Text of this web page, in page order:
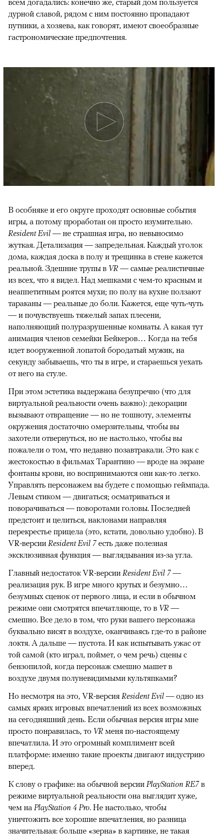
дурной славой, рядом с ним постоянно пропадают
путники, а хозяева, как говорят, имеют своеобразные
гастрономические предпочтения.
В особняке и его округе проходят основные события
игры, а потому проработан он просто изумительно.
Resident Evil — не страшная игра, но невыносимо
жуткая. Детализация — запредельная. Каждый уголок
дома, каждая доска в полу и трещинка в стене кажется
реальной. Здешние трупы в VR — самые реалистичные
из всех, что я видел. Над мешками с чем-то красным и
неаппетитным роятся мухи; по полу на кухне ползают
тараканы — реальные до боли. Кажется, еще чуть-чуть
— и почувствуешь тяжелый запах плесени,
наполняющий полуразрушенные комнаты. А какая тут
анимация членов семейки Бейкеров… Когда на тебя
идет вооруженной лопатой бородатый мужик, на
секунду забываешь, что ты в игре, и стараешься уехать
от него на стуле.
При этом эстетика выдержана безупречно (что для
виртуальной реальности очень важно): декорации
вызывают отвращение — но не тошноту, элементы
окружения достаточно омерзительны, чтобы вы
захотели отвернуться, но не настолько, чтобы вы
пожалели о том, что недавно позавтракали. Это как с
жестокостью в фильмах Тарантино — вроде на экране
фонтаны крови, но воспринимаются они как-то легко.
Управлять персонажем вы будете с помощью геймпада.
Левым стиком — двигаться; осматриваться и
поворачиваться — поворотами головы. Последней
предстоит и целиться, наклонами направляя
перекрестье прицела (это, кстати, довольно удобно). В
VR-версии Resident Evil 7есть даже полезная
эксклюзивная функция — выглядывания из-за угла.
Главный недостаток VR-версии Resident Evil 7—
реализация рук. В игре много крутых и безумно…
безумных сценок от первого лица, и если в обычном
режиме они смотрятся впечатляюще, то в VR —
смешно. Все дело в том, что руки вашего персонажа
буквально висят в воздухе, оканчиваясь где-то в районе
локтя. А дальше — пустота. И как испытывать ужас от
той самой (кто играл, поймет, о чем речь) сцены с
бензопилой, когда персонаж смешно машет в
воздухе двумя полуневидимыми культяпками?
Но несмотря на это, VR-версия Resident Evil — одно из
самых ярких игровых впечатлений из всех возможных
на сегодняшний день. Если обычная версия игры мне
просто понравилась, то VR меня по-настоящему
впечатлила. И это огромный комплимент всей
платформе: именно такие проекты двигают индустрию
вперед.
К слову о графике: на обычной версии PlayStation RE7в
режиме виртуальной реальности она выглядит хуже,
чем на PlayStation 4 Pro. Не настолько, чтобы
уничтожить все хорошие впечатления, но разница
значительная: больше «зерна» в картинке, не такая